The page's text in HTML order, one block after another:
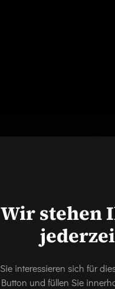
Wir stehen
Sie interessieren sich für
Button und füllen Sie